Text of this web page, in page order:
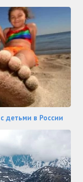
детьми в России